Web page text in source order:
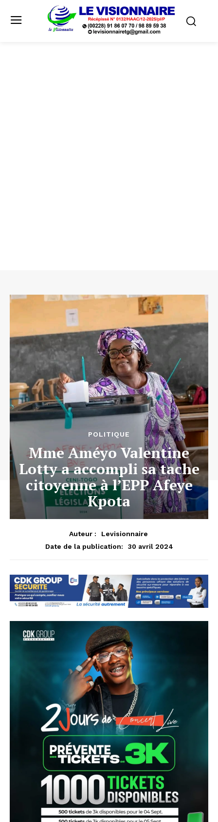
POLITIQUE
Mme Améyo Valentine
Lotty a accompli sa tache
citoyenne à l’EPP Afeye
Kpota
Auteur :
Levisionnaire
Date de la publication:
30 avril 2024